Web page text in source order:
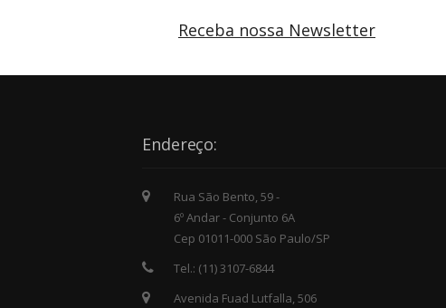
Receba nossa Newsletter
Endereço:
Rua São Bento, 59 -
6º Andar - Conjunto 6A
Cep 01011-000 São Paulo/SP
Tel.: (11) 3107-6844
Avenida Fuad Lutfalla, 506